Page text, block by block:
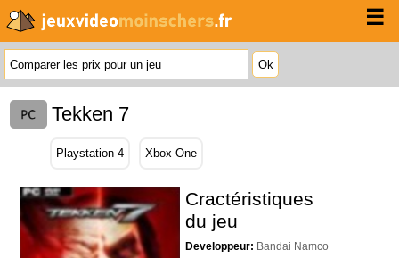
☰
Tekken 7
Playstation 4 Xbox One
Cractéristiques
du jeu
Developpeur: Bandai Namco